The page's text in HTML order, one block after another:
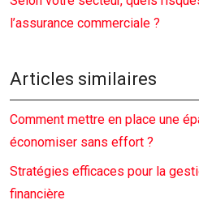
l’assurance commerciale ?
Articles similaires
Comment mettre en place une
économiser sans effort ?
Stratégies efficaces pour la
financière